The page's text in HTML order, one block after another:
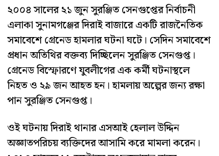
২০০৪ সালের ২১ জুন সুরঞ্জিত সেনগুপ্তের নির্বাচনী
এলাকা সুনামগঞ্জের দিরাই বাজারে একটি রাজনৈতিক
সমাবেশে গ্রেনেড হামলার ঘটনা ঘটে। সেদিন সমাবেশে
প্রধান অতিথির বক্তব্য দিচ্ছিলেন সুরঞ্জিত সেনগুপ্ত।
গ্রেনেড বিস্ফোরণে যুবলীগের এক কর্মী ঘটনাস্থলে
নিহত ও ২৯ জন আহত হন। হামলায় অল্পের জন্য রক্ষা
পান সুরঞ্জিত সেনগুপ্ত।
ওই ঘটনায় দিরাই থানার এসআই হেলাল উদ্দিন
অজ্ঞাতপরিচয় ব্যক্তিদের আসামি করে মামলা করেন।